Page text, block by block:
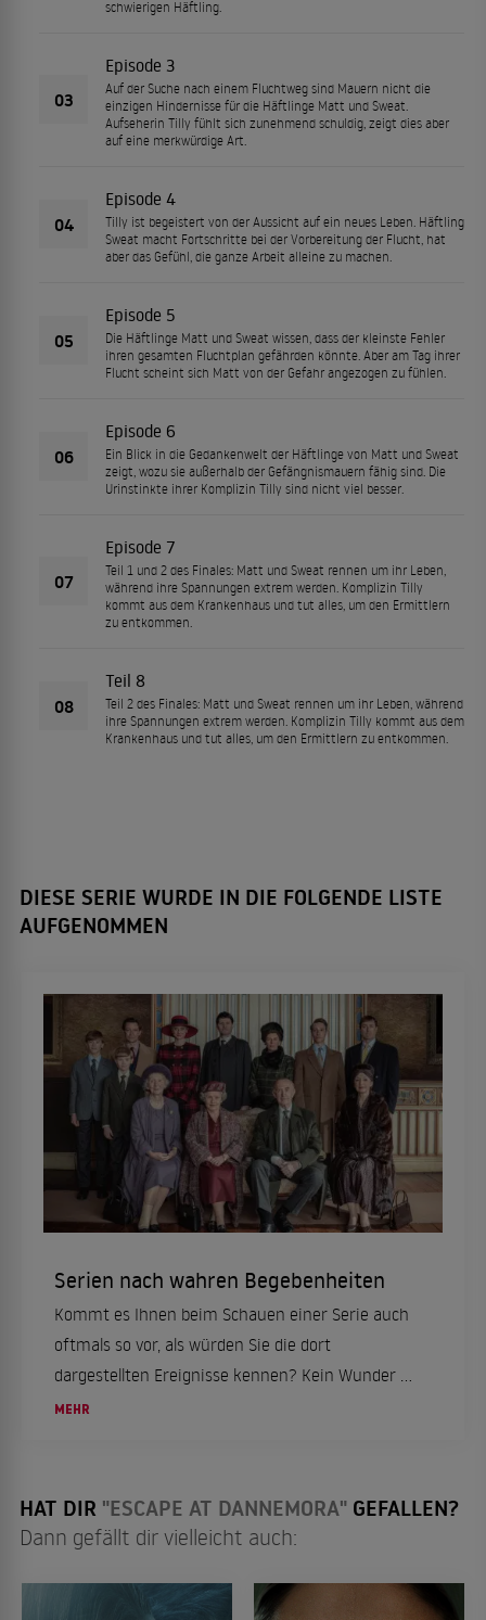
schwierigen Häftling.
03
Episode 3
Auf der Suche nach einem Fluchtweg sind Mauern nicht die
einzigen Hindernisse für die Häftlinge Matt und Sweat.
Aufseherin Tilly fühlt sich zunehmend schuldig, zeigt dies aber
auf eine merkwürdige Art.
04
Episode 4
Tilly ist begeistert von der Aussicht auf ein neues Leben. Häftling
Sweat macht Fortschritte bei der Vorbereitung der Flucht, hat
aber das Gefühl, die ganze Arbeit alleine zu machen.
05
Episode 5
Die Häftlinge Matt und Sweat wissen, dass der kleinste Fehler
ihren gesamten Fluchtplan gefährden könnte. Aber am Tag ihrer
Flucht scheint sich Matt von der Gefahr angezogen zu fühlen.
06
Episode 6
Ein Blick in die Gedankenwelt der Häftlinge von Matt und Sweat
zeigt, wozu sie außerhalb der Gefängnismauern fähig sind. Die
Urinstinkte ihrer Komplizin Tilly sind nicht viel besser.
07
Episode 7
Teil 1 und 2 des Finales: Matt und Sweat rennen um ihr Leben,
während ihre Spannungen extrem werden. Komplizin Tilly
kommt aus dem Krankenhaus und tut alles, um den Ermittlern
zu entkommen.
08
Teil 8
Teil 2 des Finales: Matt und Sweat rennen um ihr Leben, während
ihre Spannungen extrem werden. Komplizin Tilly kommt aus dem
Krankenhaus und tut alles, um den Ermittlern zu entkommen.
DIESE SERIE WURDE IN DIE FOLGENDE LISTE
AUFGENOMMEN
Serien nach wahren Begebenheiten
Kommt es Ihnen beim Schauen einer Serie auch
oftmals so vor, als würden Sie die dort
dargestellten Ereignisse kennen? Kein Wunder –
der Beliebtheitsgrad von Formaten, die auf
MEHR
HAT DIR "ESCAPE AT DANNEMORA" GEFALLEN?
Dann gefällt dir vielleicht auch: